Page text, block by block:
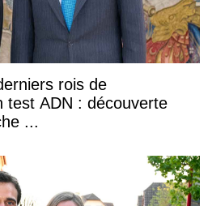
rois de
test ADN : découverte
...